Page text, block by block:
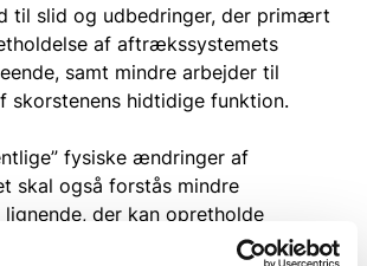
til slid og udbedringer, der primært
af aftrækssystemets
samt mindre arbejder til
skorstenens hidtidige funktion.
fysiske ændringer af
skal også forstås mindre
der kan opretholde
funktion og eventuelt forbedre